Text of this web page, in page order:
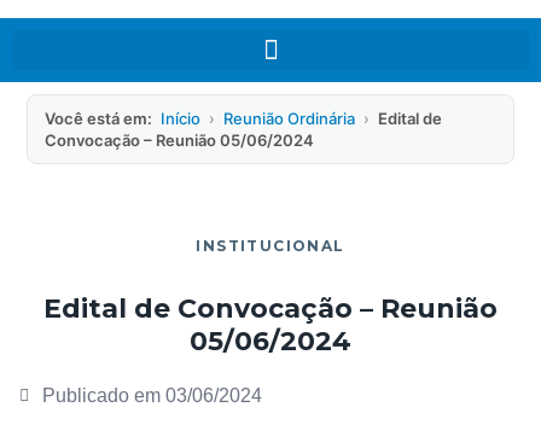
Você está em: Início › Reunião Ordinária › Edital de
Convocação – Reunião 05/06/2024
INSTITUCIONAL
Edital de Convocação – Reunião
05/06/2024
Publicado em 03/06/2024